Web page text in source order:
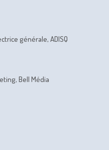
générale, ADISQ
Bell Média